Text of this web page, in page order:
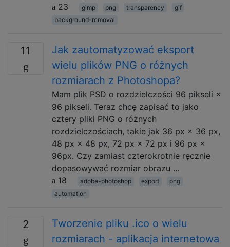
23
gimp png transparency
gif
background-removal
11
Jak zautomatyzować eksport
wielu plików PNG o różnych
rozmiarach z Photoshopa?
Mam plik PSD o rozdzielczości 96 pikseli ×
96 pikseli. Teraz chcę zapisać to jako
cztery pliki PNG o różnych
rozdzielczościach, takie jak 36 px × 36 px,
48 px × 48 px, 72 px × 72 px i 96 px ×
96px. Czy zamiast czterokrotnie ręcznie
dopasowywać rozmiar obrazu …
18
adobe-photoshop export
png
automation
2
Tworzenie pliku .ico o wielu
rozmiarach - aplikacja internetowa